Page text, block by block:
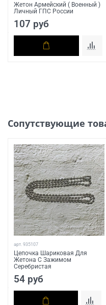
Жетон Армейский ( Военный )
Личный ГПС России
107 руб
Сопутствующие
арт. 935107
Цепочка Шариковая Для
Жетона С Зажимом
Серебристая
54 руб